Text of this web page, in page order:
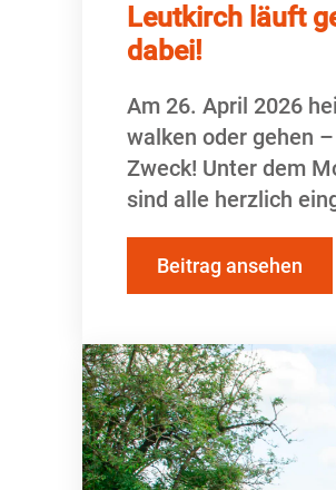
Leutkirch läuft
dabei!
Am 26. April 2026
walken oder gehen
Zweck! Unter dem
sind alle herzlich
Beitrag ansehen